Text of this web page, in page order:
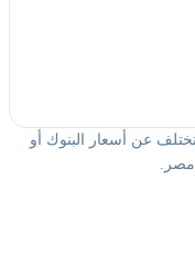
عن أسعار البنوك أو
مصر.